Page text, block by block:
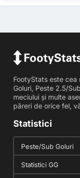
FootyStats este
Goluri, Peste 2.5/
meciului și multe
păreri de orice fel,
Statistici
Peste/Sub Goluri
Statistici GG